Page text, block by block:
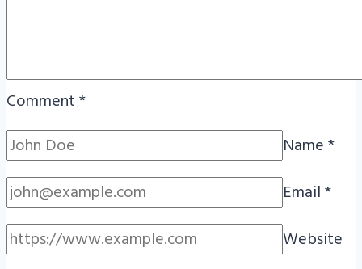
Comment*
Name*
Email*
Website